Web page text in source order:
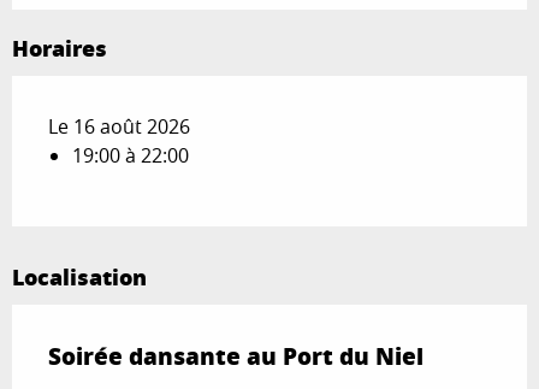
Horaires
Le 16 août 2026
19:00 à 22:00
Localisation
Soirée dansante au Port du Niel